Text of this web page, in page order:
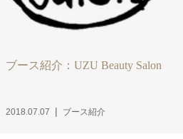
ブース紹介：UZU Beauty Salon
2018.07.07 ブース紹介